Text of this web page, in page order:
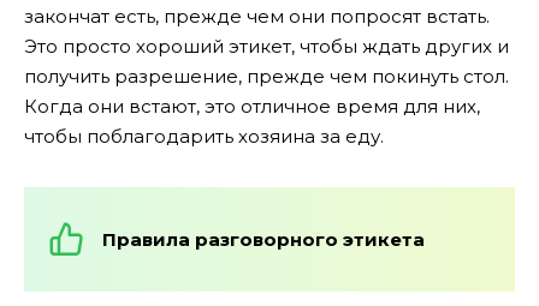
закончат есть, прежде чем они попросят встать.
Это просто хороший этикет, чтобы ждать других и
получить разрешение, прежде чем покинуть стол.
Когда они встают, это отличное время для них,
чтобы поблагодарить хозяина за еду.
Правила разговорного этикета